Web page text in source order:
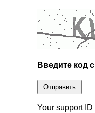
Введите код
Отправить
Your support